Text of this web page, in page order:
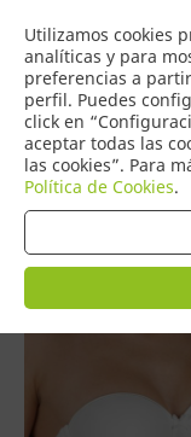
Utilizamos cookies
analíticas y para
preferencias a
perfil. Puedes
click en
aceptar todas las
las cookies”. Para
Política de Cookies.
DE
Productos (